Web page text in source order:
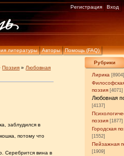
литературы Авторы Помощь (FAQ)
Регистрация Вход
Рубрики
Лирика
поэзия [4071]
Любовная
[4137]
поэзия [1877]
Городская
[1552]
Пейзажная
[1909]
Поэзия » Любовная
заблудился в
потому что
Серебрится вина в